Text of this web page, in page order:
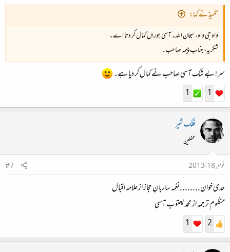
تلمیذ نے کہا:
واہ جی واہ، سبحان اللہ۔ آسی ہوراں کمال کر دتا اے۔
شکریہ، جناب چیمہ صاحب۔
سر! بے شک آسی صاحب نے کمال کر دیا ہے۔
1
1
فلک شیر
محفلین
نومبر 18، 2013
#7
حدی خوان........نغمہ ساربانِ حجاز از علامہ اقبال
منظوم ترجمہ از محمد یعقو ب آسی
2
1